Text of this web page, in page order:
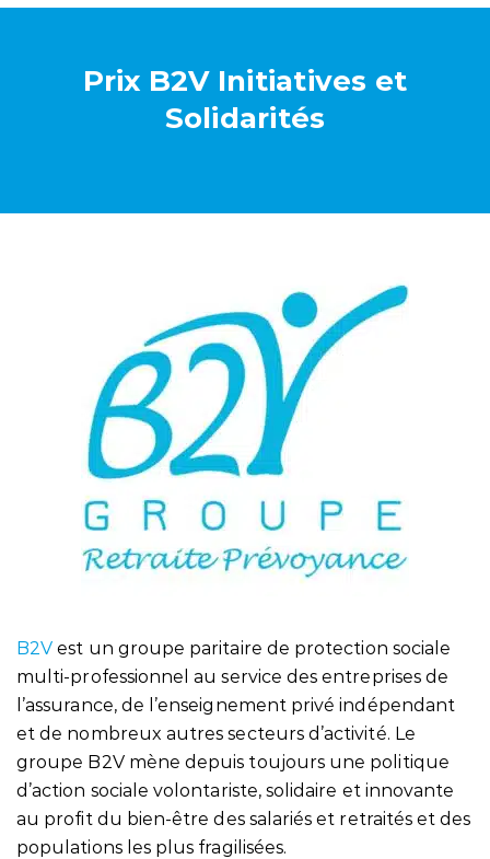
Prix B2V Initiatives et
Solidarités
B2V est un groupe paritaire de protection sociale
multi-professionnel au service des entreprises de
l’assurance, de l’enseignement privé indépendant
et de nombreux autres secteurs d’activité. Le
groupe B2V mène depuis toujours une politique
d’action sociale volontariste, solidaire et innovante
au profit du bien-être des salariés et retraités et des
populations les plus fragilisées.